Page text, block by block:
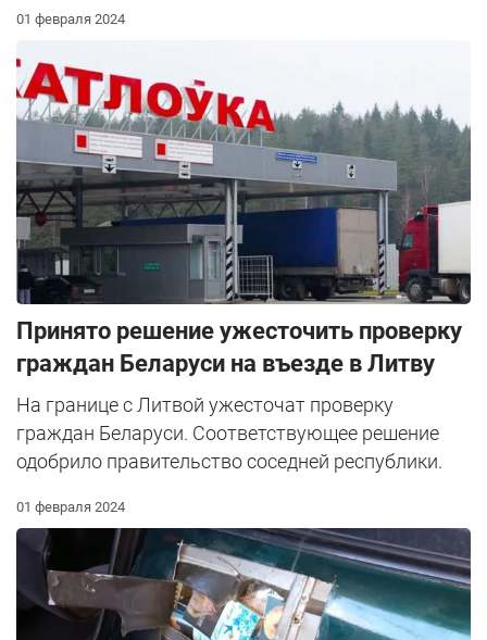
01 февраля 2024
Принято решение ужесточить проверку
граждан Беларуси на въезде в Литву
На границе с Литвой ужесточат проверку
граждан Беларуси. Соответствующее решение
одобрило правительство соседней республики.
01 февраля 2024